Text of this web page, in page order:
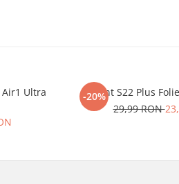
Air1 Ultra
-20%
iHunt S22 Plus
29,99 RON